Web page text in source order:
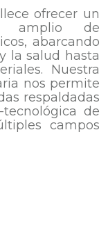
ofrecer un
amplio de
abarcando
la salud hasta
Nuestra
nos permite
respaldadas
de
campos